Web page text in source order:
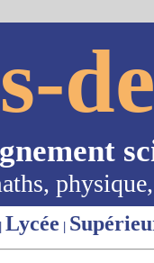
| Lycée |